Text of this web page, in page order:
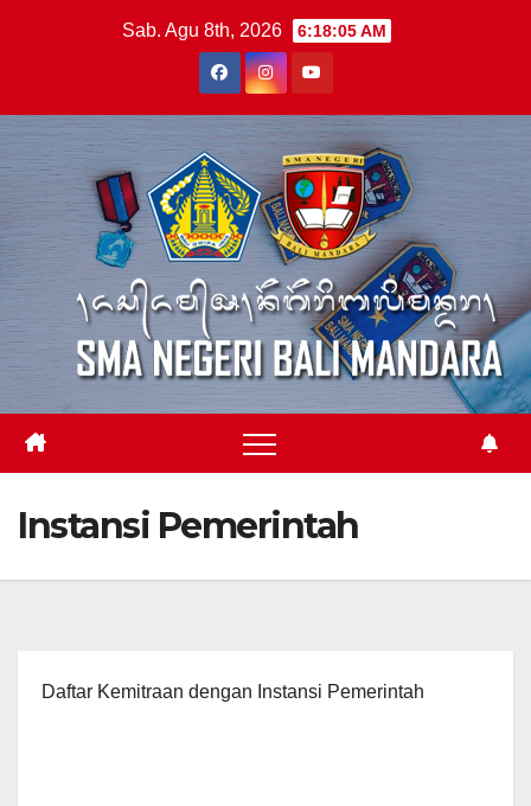
Sab. Agu 8th, 2026 6:18:05 AM
Instansi Pemerintah
Daftar Kemitraan dengan Instansi Pemerintah